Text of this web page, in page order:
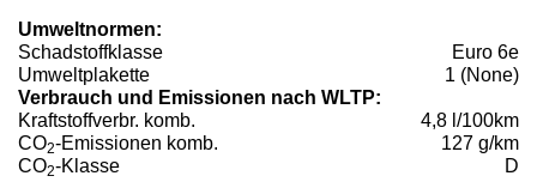
Umweltnormen:
Schadstoffklasse
Euro 6e
Umweltplakette
1 (None)
Verbrauch und Emissionen nach WLTP:
Kraftstoffverbr. komb.
4,8 l/100km
CO2-Emissionen komb.
127 g/km
CO2-Klasse D